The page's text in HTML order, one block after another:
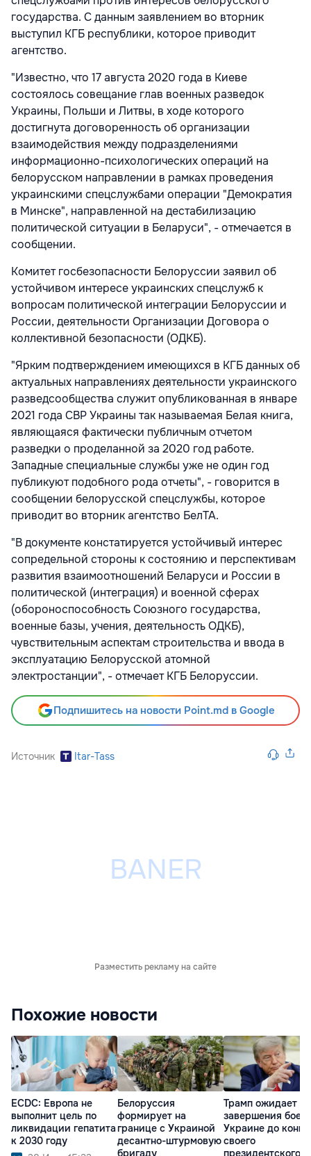
государства. С данным заявлением во вторник
выступил КГБ республики, которое приводит
агентство.
"Известно, что 17 августа 2020 года в Киеве
состоялось совещание глав военных разведок
Украины, Польши и Литвы, в ходе которого
достигнута договоренность об организации
взаимодействия между подразделениями
информационно-психологических операций на
белорусском направлении в рамках проведения
украинскими спецслужбами операции "Демократия
в Минске", направленной на дестабилизацию
политической ситуации в Беларуси", - отмечается в
сообщении.
Комитет госбезопасности Белоруссии заявил об
устойчивом интересе украинских спецслужб к
вопросам политической интеграции Белоруссии и
России, деятельности Организации Договора о
коллективной безопасности (ОДКБ).
"Ярким подтверждением имеющихся в КГБ данных об
актуальных направлениях деятельности украинского
разведсообщества служит опубликованная в январе
2021 года СВР Украины так называемая Белая книга,
являющаяся фактически публичным отчетом
разведки о проделанной за 2020 год работе.
Западные специальные службы уже не один год
публикуют подобного рода отчеты", - говорится в
сообщении белорусской спецслужбы, которое
приводит во вторник агентство БелТА.
"В документе констатируется устойчивый интерес
сопредельной стороны к состоянию и перспективам
развития взаимоотношений Беларуси и России в
политической (интеграция) и военной сферах
(обороноспособность Союзного государства,
военные базы, учения, деятельность ОДКБ),
чувствительным аспектам строительства и ввода в
эксплуатацию Белорусской атомной
электростанции", - отмечает КГБ Белоруссии.
Подпишитесь на новости Point.md в Google
Источник Itar-Tass
Разместить рекламу на сайте
Похожие новости
ECDC: Европа не
выполнит цель по
ликвидации гепатита
к 2030 году
Белоруссия
формирует на
границе с Украиной
десантно-штурмовую
бригаду
Трамп ожидает
завершения боев
Украине до конца
своего
президентского